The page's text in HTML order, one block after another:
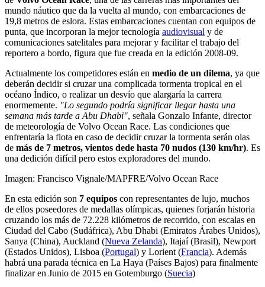
mundo náutico que da la vuelta al mundo, con embarcaciones de
19,8 metros de eslora. Estas embarcaciones cuentan con equipos de
punta, que incorporan la mejor tecnología audiovisual y de
comunicaciones satelitales para mejorar y facilitar el trabajo del
reportero a bordo, figura que fue creada en la edición 2008-09.
Actualmente los competidores están en medio de un dilema, ya que
deberán decidir si cruzar una complicada tormenta tropical en el
océano Índico, o realizar un desvío que alargaría la carrera
enormemente. "Lo segundo podría significar llegar hasta una
semana más tarde a Abu Dhabi", señala Gonzalo Infante, director
de meteorología de Volvo Ocean Race. Las condiciones que
enfrentaría la flota en caso de decidir cruzar la tormenta serán olas
de más de 7 metros, vientos dede hasta 70 nudos (130 km/hr). Es
una dedición difícil pero estos exploradores del mundo.
Imagen: Francisco Vignale/MAPFRE/Volvo Ocean Race
En esta edición son 7 equipos con representantes de lujo, muchos
de ellos poseedores de medallas olímpicas, quienes forjarán historia
cruzando los más de 72.228 kilómetros de recorrido, con escalas en
Ciudad del Cabo (Sudáfrica), Abu Dhabi (Emiratos Árabes Unidos),
Sanya (China), Auckland (Nueva Zelanda), Itajaí (Brasil), Newport
(Estados Unidos), Lisboa (Portugal) y Lorient (Francia). Además
habrá una parada técnica en La Haya (Países Bajos) para finalmente
finalizar en Junio de 2015 en Gotemburgo (Suecia)